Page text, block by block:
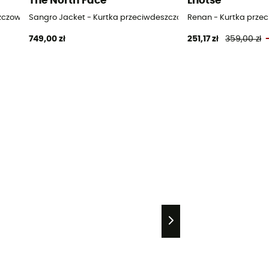
meska
Sangro Jacket - Kurtka przeciwdeszczowa meska
749,00 zł
Renan - Kurtka
251,17 zł 359,00 zł